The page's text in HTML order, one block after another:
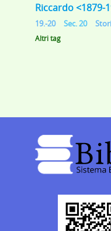
Riccardo <1879-
19.-20
Sec. 20
Altri tag